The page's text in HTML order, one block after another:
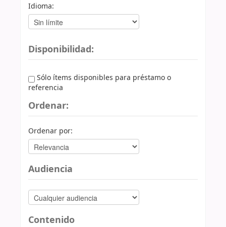
Idioma:
Disponibilidad:
Sólo ítems disponibles para préstamo o
referencia
Ordenar:
Ordenar por:
Audiencia
Contenido